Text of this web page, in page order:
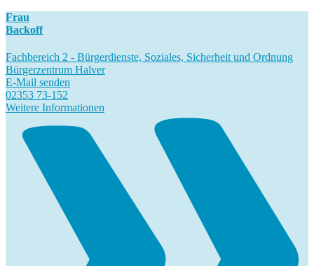
Frau
Backoff
Fachbereich 2 - Bürgerdienste, Soziales, Sicherheit und Ordnung
Bürgerzentrum Halver
E-Mail senden
02353 73-152
Weitere Informationen